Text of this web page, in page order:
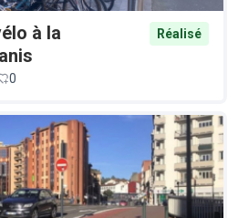
à la
Réalisé
0